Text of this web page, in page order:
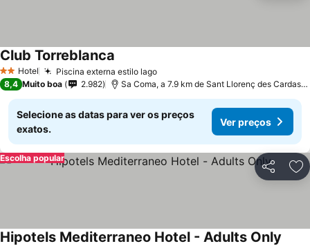
2 Estrelas
Hotel Piscina externa estilo lagoVer preços
Club Torreblanca
8,4 Muito boa 2.982 Sa Coma, a 7.9 km de Sant Llorenç des
Selecione as datas para ver os preços
exatos.
Ver preços
Partilhar
Escolha popular
Hipotels Mediterraneo Hotel - Adults Only